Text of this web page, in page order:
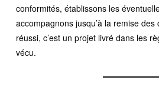
conformités, établissons les
accompagnons jusqu’à la remise des
réussi, c’est un projet livré dans les
vécu.